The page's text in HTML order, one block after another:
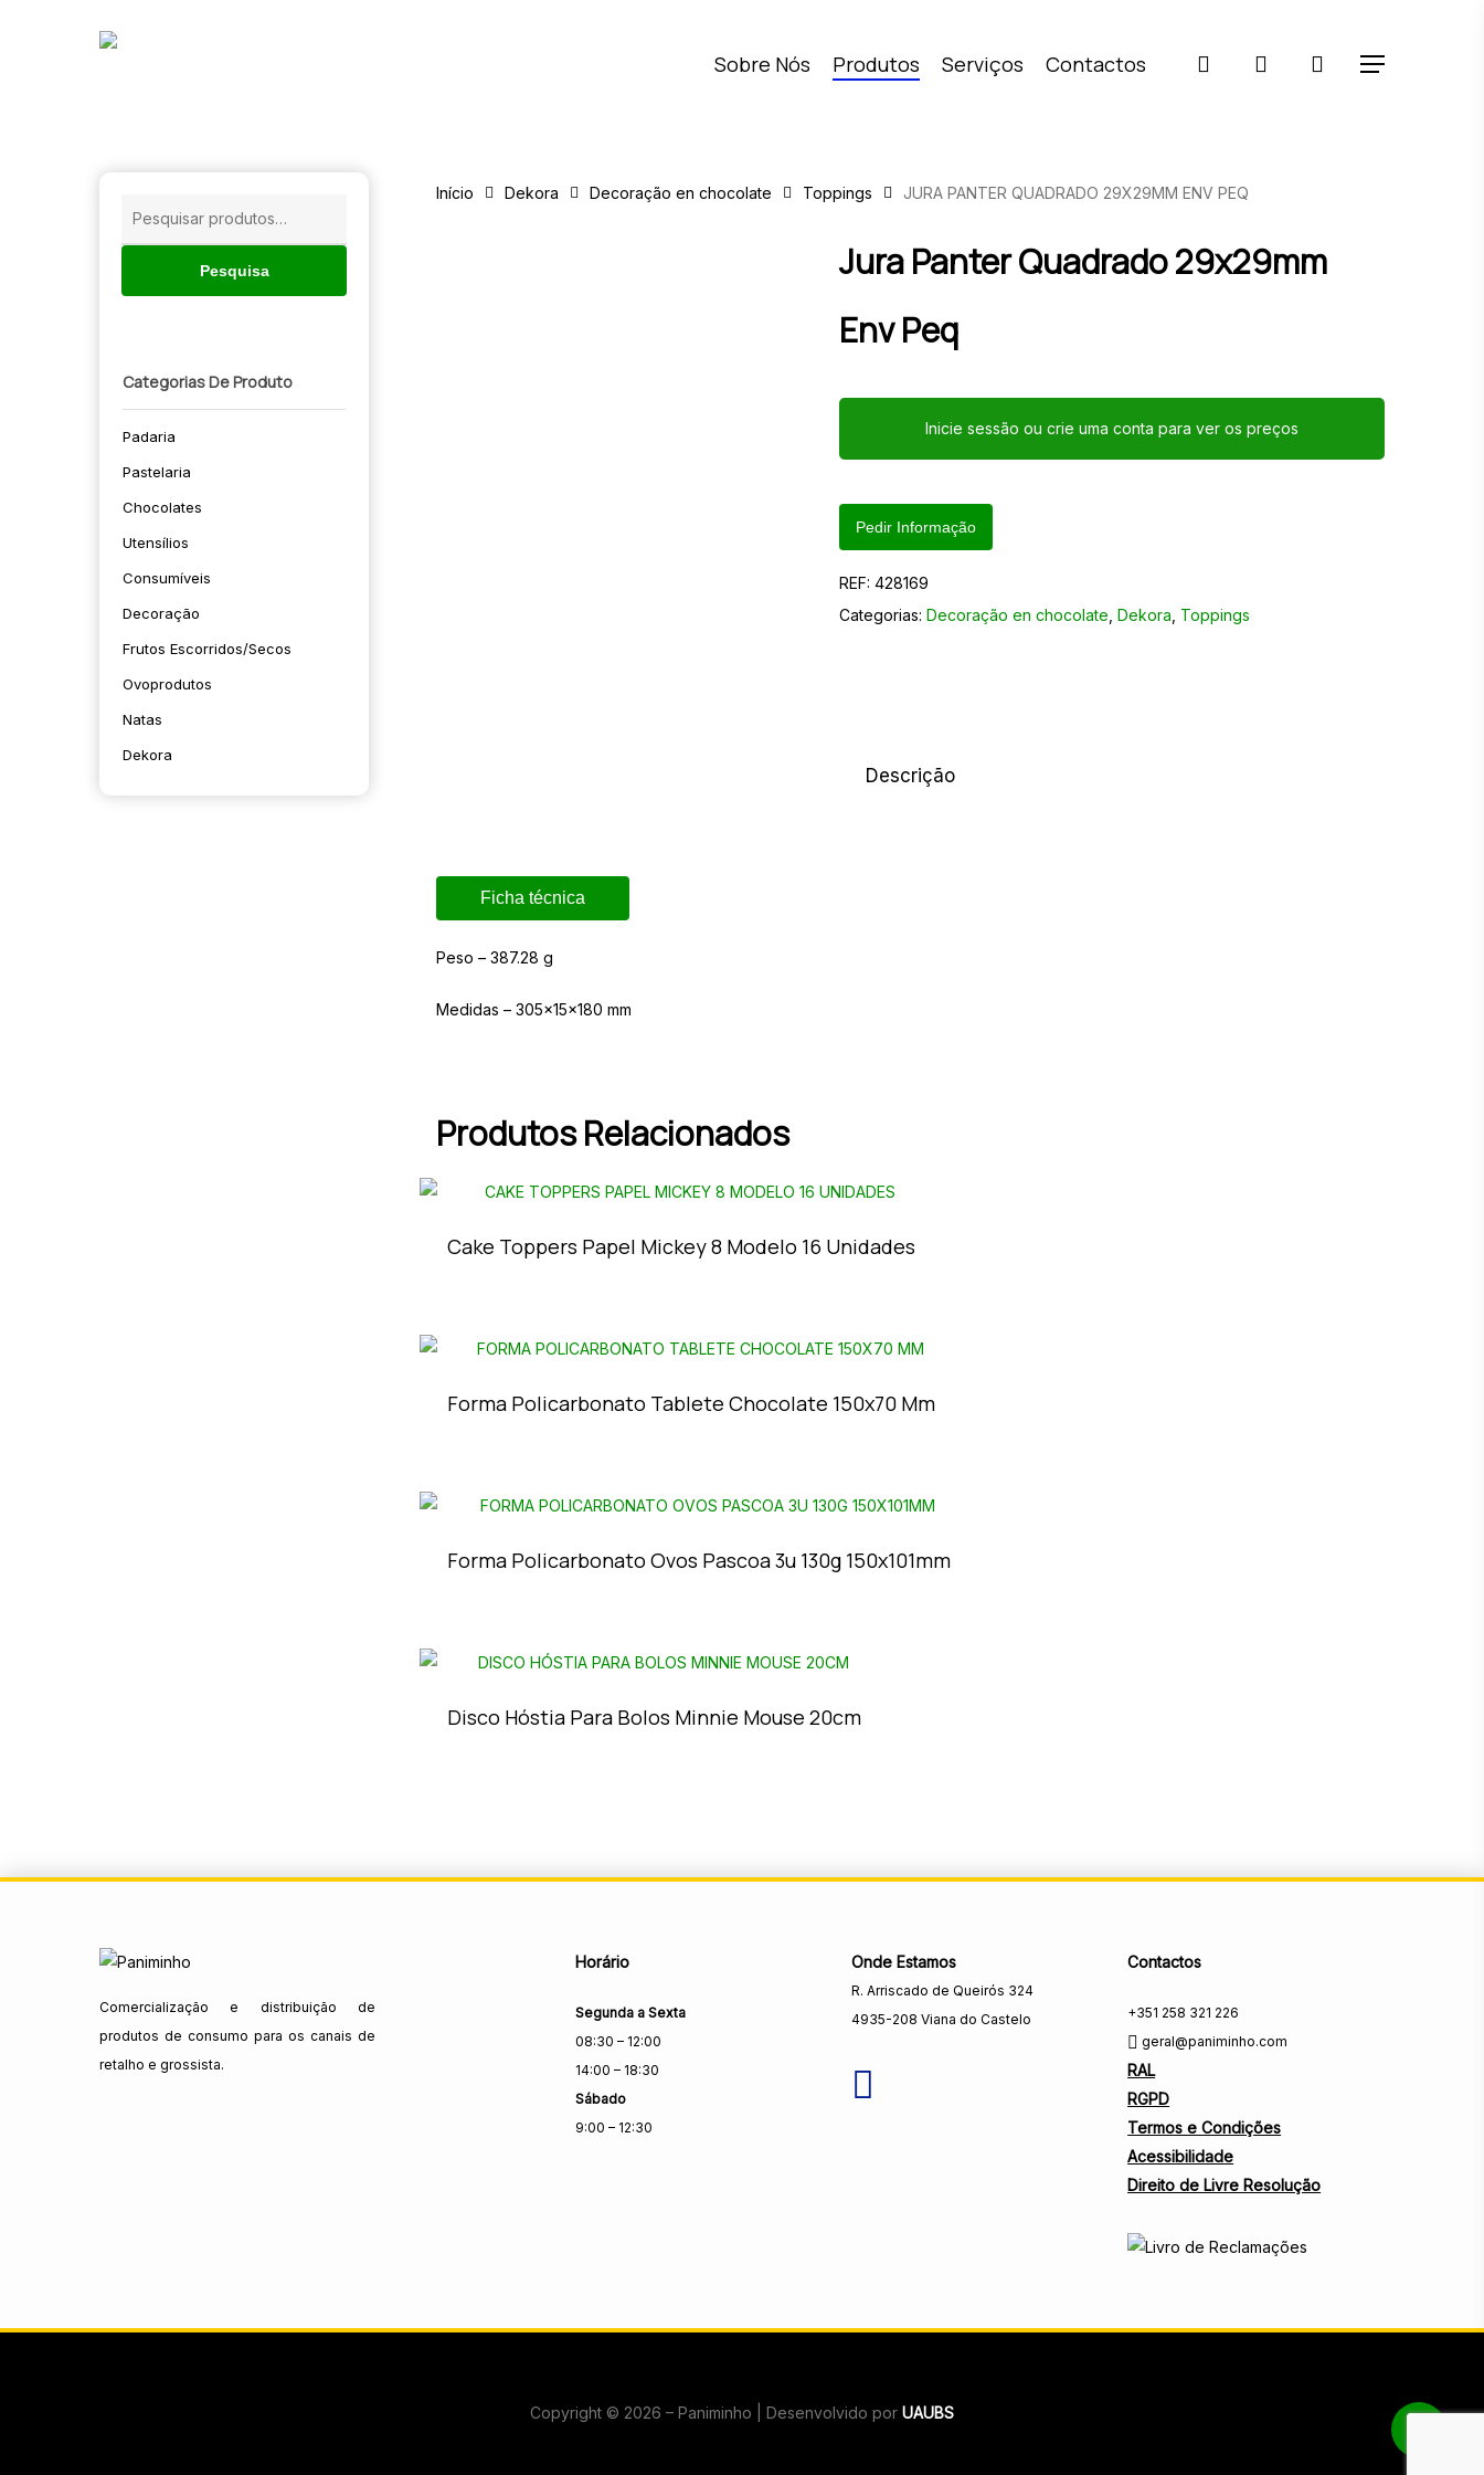
Sobre Nós Produtos Serviços Contactos pesquisaraccount Menu
Pesquisa
Categorias De Produto
Padaria
Pastelaria
Chocolates
Utensílios
Consumíveis
Decoração
Frutos Escorridos/secos
Ovoprodutos
Natas
Dekora
Início Dekora Decoração en chocolate Toppings JURA PANTER QUADRADO 29X29MM ENV PEQ
Jura Panter Quadrado 29x29mm
Env Peq
Inicie sessão ou crie uma conta para ver os preços
Pedir Informação
REF:428169
Categorias:Decoração en chocolate ,Dekora Toppings
Descrição
Ficha técnica
Peso – 387.28 g
Medidas – 305x15x180 mm
Produtos Relacionados
Cake Toppers Papel Mickey 8 Modelo 16 Unidades
Forma Policarbonato Tablete Chocolate 150x70 Mm
Forma Policarbonato Ovos Pascoa 3u 130g 150x101mm
Disco Hóstia Para Bolos Minnie Mouse 20cm
Comercialização e distribuição de
produtos de consumo para os canais de
retalho e grossista.
Horário
Segunda a Sexta
08:30 – 12:00
14:00 – 18:30
Sábado
9:00 – 12:30
Onde Estamos
R. Arriscado de Queirós 324
4935-208 Viana do Castelo
Contactos
+351 258 321 226
geral@paniminho.com
RAL
RGPD
Termos e Condições
Acessibilidade
Direito de Livre Resolução
Copyright © 2026 – Paniminho | Desenvolvido por UAUBS